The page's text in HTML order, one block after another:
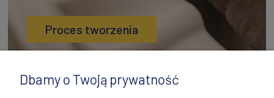
Proces tworzenia
Dbamy o Twoją prywatność